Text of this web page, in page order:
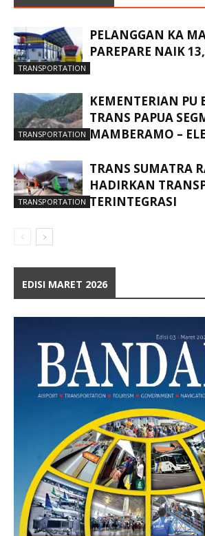
TRANSPORTATION
PELANGGAN KA
PAREPARE NAIK
TRANSPORTATION
KEMENTERIAN PU
TRANS PAPUA
MAMBERAMO –
TRANSPORTATION
TRANS SUMATRA
HADIRKAN
TERINTEGRASI
EDISI MARET 2026